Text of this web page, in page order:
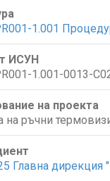
1.001
ИСУН
1.001-0013-
на проекта
на ръчни
Главна дирекция